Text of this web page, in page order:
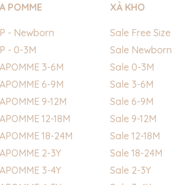
POMME
- Newborn
- 0-3M
3-6M
6-9M
9-12M
12-18M
18-24M
2-3Y
3-4Y
XẢ KHO
Sale Free Size
Sale Newborn
Sale 0-3M
Sale 3-6M
Sale 6-9M
Sale 9-12M
Sale 12-18M
Sale 18-24M
Sale 2-3Y